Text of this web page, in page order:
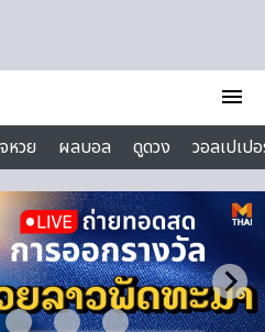
menu
หวย ผลบอล ดูดวง
วอลเปเป